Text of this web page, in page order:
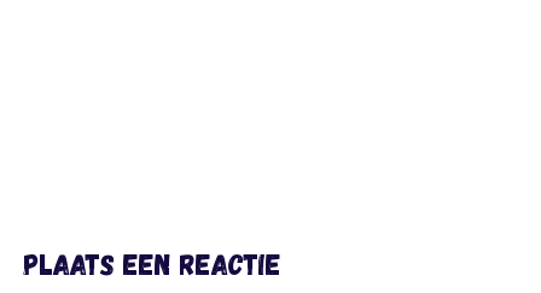
Plaats een reactie